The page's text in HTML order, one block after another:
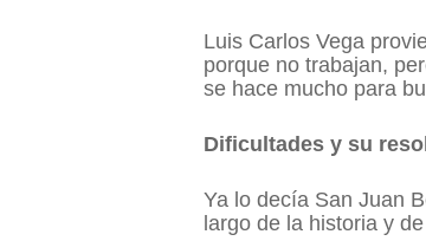
Luis Carlos Vega
porque no trabajan,
se hace mucho para
Dificultades y su
Ya lo decía San Juan
largo de la historia y